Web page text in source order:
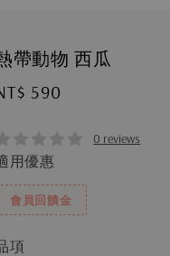
帶動物 西瓜
590
0 reviews
用優惠
會員回饋金
項